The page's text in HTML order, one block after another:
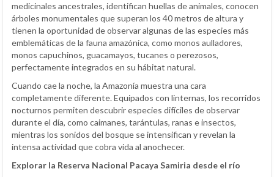
medicinales ancestrales, identifican huellas de animales, conocen
árboles monumentales que superan los 40 metros de altura y
tienen la oportunidad de observar algunas de las especies más
emblemáticas de la fauna amazónica, como monos aulladores,
monos capuchinos, guacamayos, tucanes o perezosos,
perfectamente integrados en su hábitat natural.
Cuando cae la noche, la Amazonía muestra una cara
completamente diferente. Equipados con linternas, los recorridos
nocturnos permiten descubrir especies difíciles de observar
durante el día, como caimanes, tarántulas, ranas e insectos,
mientras los sonidos del bosque se intensifican y revelan la
intensa actividad que cobra vida al anochecer.
Explorar la Reserva Nacional Pacaya Samiria desde el río